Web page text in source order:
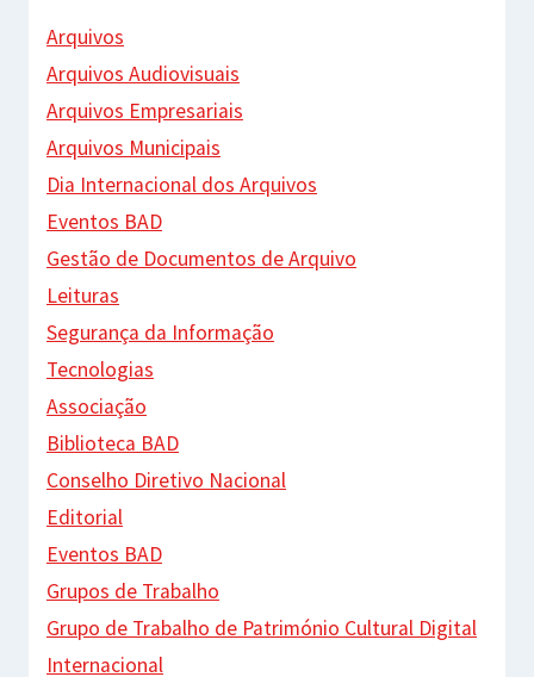
Arquivos
Arquivos Audiovisuais
Arquivos Empresariais
Arquivos Municipais
Dia Internacional dos Arquivos
Eventos BAD
Gestão de Documentos de Arquivo
Leituras
Segurança da Informação
Tecnologias
Associação
Biblioteca BAD
Conselho Diretivo Nacional
Editorial
Eventos BAD
Grupos de Trabalho
Grupo de Trabalho de Património Cultural Digital
Internacional